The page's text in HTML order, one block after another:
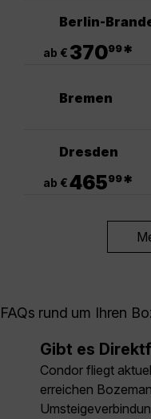
Berlin-
ab € 37099*
Bremen
Dresden
ab €46599*
FAQs rund um Ihren
Gibt es
Condor fliegt
erreichen